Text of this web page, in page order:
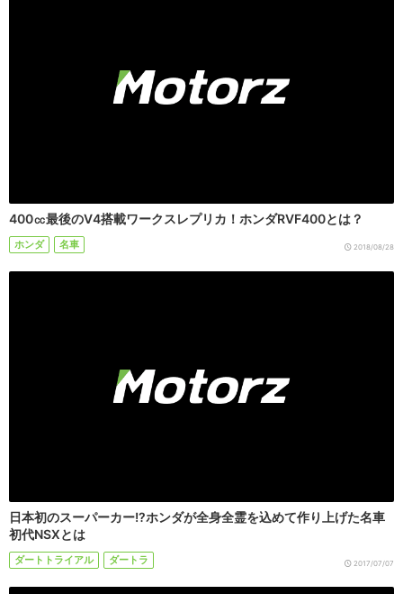
400㏄最後のV4搭載ワークスレプリカ！ホンダRVF400とは？
ホンダ 名車 2018/08/28
日本初のスーパーカー!?ホンダが全身全霊を込めて作り上げた名車
初代NSXとは
ダートトライアル ダートラ 2017/07/07